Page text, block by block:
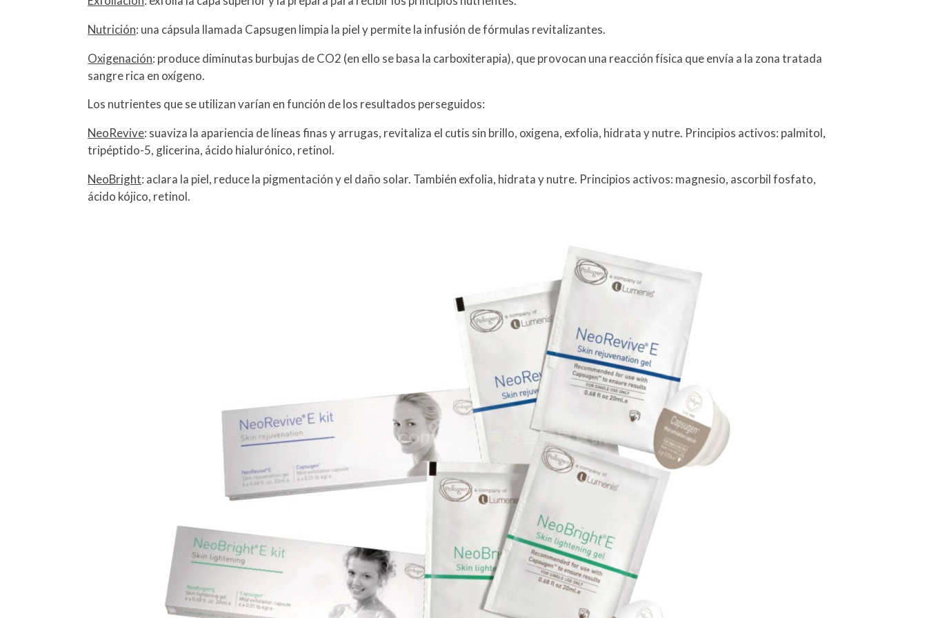
Nutrición: una cápsula llamada Capsugen limpia la piel y permite la infusión de fórmulas revitalizantes.
Oxigenación: produce diminutas burbujas de CO2 (en ello se basa la carboxiterapia), que provocan una reacción física que envía a la zona tratada
sangre rica en oxígeno.
Los nutrientes que se utilizan varían en función de los resultados perseguidos:
NeoRevive: suaviza la apariencia de líneas finas y arrugas, revitaliza el cutis sin brillo, oxigena, exfolia, hidrata y nutre. Principios activos: palmitol,
tripéptido-5, glicerina, ácido hialurónico, retinol.
NeoBright: aclara la piel, reduce la pigmentación y el daño solar. También exfolia, hidrata y nutre. Principios activos: magnesio, ascorbil fosfato,
ácido kójico, retinol.